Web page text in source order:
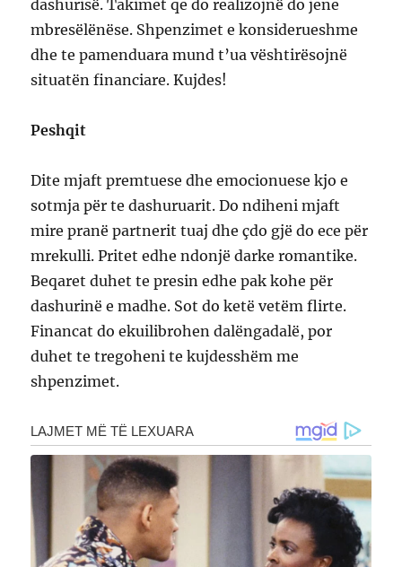
dashurisë. Takimet qe do realizojnë do jene
mbresëlënëse. Shpenzimet e konsiderueshme
dhe te pamenduara mund t’ua vështirësojnë
situatën financiare. Kujdes!
Peshqit
Dite mjaft premtuese dhe emocionuese kjo e
sotmja për te dashuruarit. Do ndiheni mjaft
mire pranë partnerit tuaj dhe çdo gjë do ece për
mrekulli. Pritet edhe ndonjë darke romantike.
Beqaret duhet te presin edhe pak kohe për
dashurinë e madhe. Sot do ketë vetëm flirte.
Financat do ekuilibrohen dalëngadalë, por
duhet te tregoheni te kujdesshëm me
shpenzimet.